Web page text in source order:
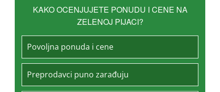
KAKO OCENJUJETE PONUDU I CENE NA
ZELENOJ PIJACI?
Povoljna ponuda i cene
Preprodavci puno zarađuju